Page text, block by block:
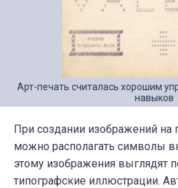
Арт-печать считалась хорошим
навыков
При создании изображений на
можно располагать символы
этому изображения выглядят
типографские иллюстрации.